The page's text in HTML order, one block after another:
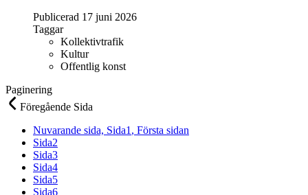
Publicerad 17 juni 2026
Taggar
Kollektivtrafik
Kultur
Offentlig konst
Paginering
Föregående Sida
Nuvarande sida, Sida1 , Första sidan
Sida2
Sida3
Sida4
Sida5
Sida6